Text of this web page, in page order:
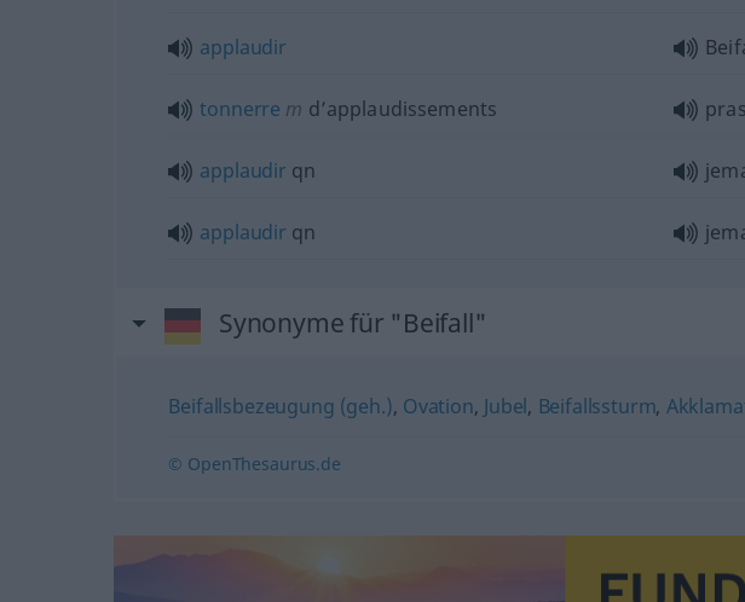
applaudir
tonnerre m d’applaudissements
applaudir qn
applaudir qn
Synonyme für "Beifall"
Beifallsbezeugung (geh.), Ovation, Jubel, Beifallssturm,
© OpenThesaurus.de